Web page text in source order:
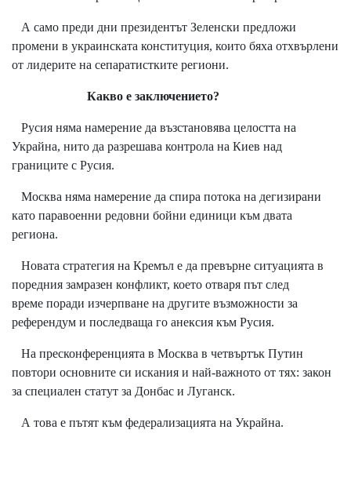
А само преди дни президентът Зеленски предложи
промени в украинската конституция, които бяха отхвърлени
от лидерите на сепаратистките региони.
Какво е заключението?
Русия няма намерение да възстановява целостта на
Украйна, нито да разрешава контрола на Киев над
границите с Русия.
Москва няма намерение да спира потока на дегизирани
като паравоенни редовни бойни единици към двата
региона.
Новата стратегия на Кремъл е да превърне ситуацията в
поредния замразен конфликт, което отваря път след
време поради изчерпване на другите възможности за
референдум и последваща го анексия към Русия.
На пресконференцията в Москва в четвъртък Путин
повтори основните си искания и най-важното от тях: закон
за специален статут за Донбас и Луганск.
А това е пътят към федерализацията на Украйна.